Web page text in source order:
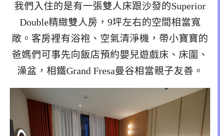
我們入住的是有一張雙人床跟沙發的Superior
Double精緻雙人房，9坪左右的空間相當寬
敞。客房裡有浴袍、空氣清淨機，帶小寶寶的
爸媽們可事先向飯店預約嬰兒遊戲床、床圍、
澡盆，相鐵Grand Fresa曼谷相當親子友善。